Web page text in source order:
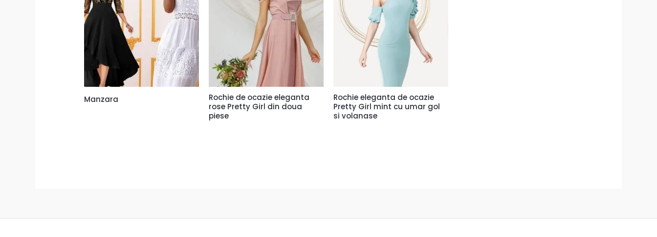
Manzara
Rochie de ocazie eleganta
rose Pretty Girl din doua
piese
Rochie eleganta de ocazie
Pretty Girl mint cu umar gol
si volanase